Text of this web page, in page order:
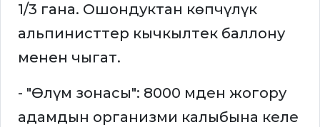
1/3 гана. Ошондуктан көпчүлүк
альпинисттер кычкылтек баллону
менен чыгат.
- "Өлүм зонасы": 8000 мден жогору
адамдын организми калыбына келе